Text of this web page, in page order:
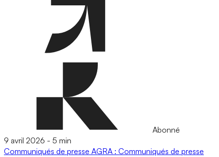
Abonné
9 avril 2026 - 5 min
Communiqués de presse AGRA : Communiqués de presse